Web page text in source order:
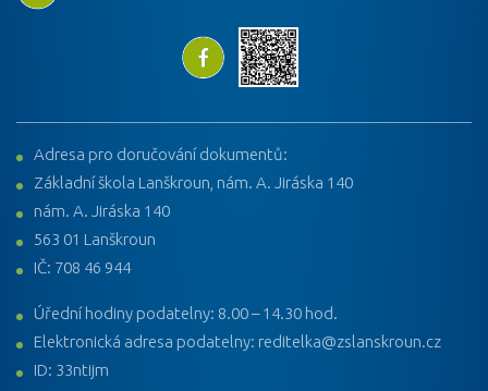
Adresa pro doručování dokumentů:
Základní škola Lanškroun, nám. A. Jiráska 140
nám. A. Jiráska 140
563 01 Lanškroun
IČ: 708 46 944
Úřední hodiny podatelny: 8.00 – 14.30 hod.
Elektronická adresa podatelny: reditelka@zslanskroun.cz
ID: 33ntijm